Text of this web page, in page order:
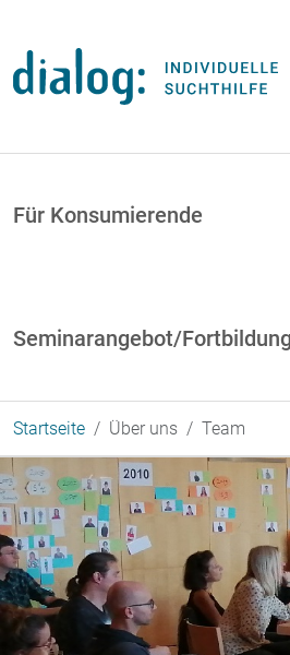
Für Konsumierende
Seminarangebot/
Startseite Über uns Team